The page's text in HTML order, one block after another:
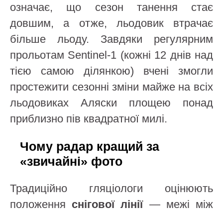
означає, що сезон танення стає
довшим, а отже, льодовик втрачає
більше льоду. Завдяки регулярним
прольотам Sentinel‑1 (кожні 12 днів над
тією самою ділянкою) вчені змогли
простежити сезонні зміни майже на всіх
льодовиках Аляски площею понад
приблизно пів квадратної милі.
Чому радар кращий за
«звичайні» фото
Традиційно гляціологи оцінюють
положення снігової лінії— межі між